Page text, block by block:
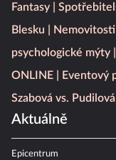
Fantasy
Blesku
Nemovitosti
psychologické mýty
ONLINE
Eventový
Szabová vs. Pudilová
Aktuálně
Epicentrum